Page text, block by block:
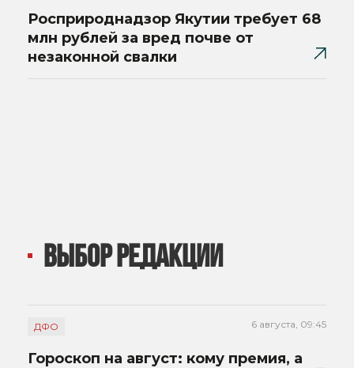
Росприроднадзор Якутии требует 68
млн рублей за вред почве от
незаконной свалки
ВЫБОР РЕДАКЦИИ
ДФО 6 августа, 09:45
Гороскоп на август: кому премия, а